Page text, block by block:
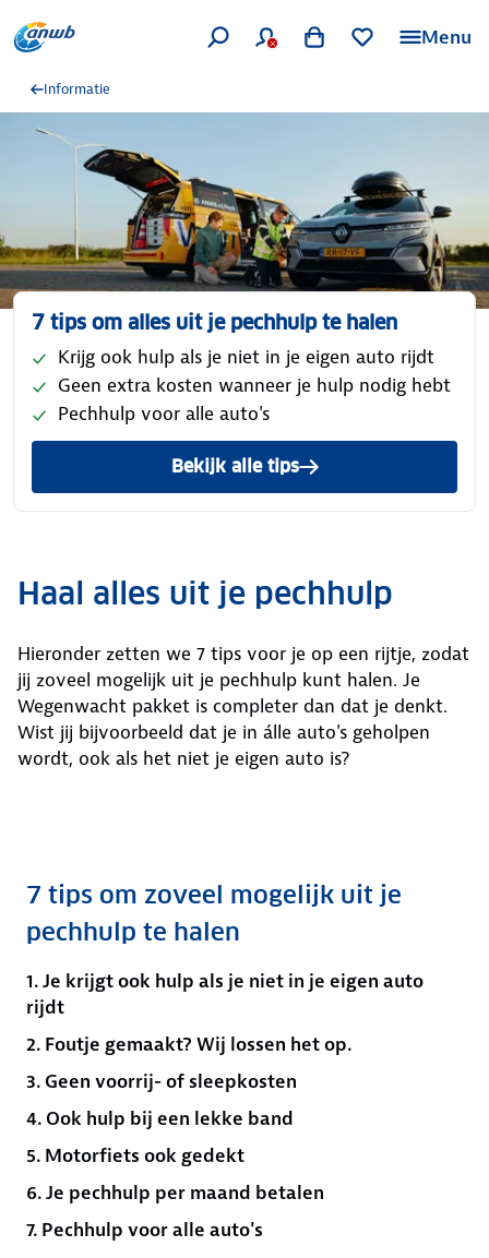
Menu
Informatie
7 tips om alles uit je pechhulp te halen
Krijg ook hulp als je niet in je eigen auto rijdt
Geen extra kosten wanneer je hulp nodig hebt
Pechhulp voor alle auto's
Bekijk alle tips
Haal alles uit je pechhulp
Hieronder zetten we 7 tips voor je op een rijtje, zodat
jij zoveel mogelijk uit je pechhulp kunt halen. Je
Wegenwacht pakket is completer dan dat je denkt.
Wist jij bijvoorbeeld dat je in álle auto's geholpen
wordt, ook als het niet je eigen auto is?
7 tips om zoveel mogelijk uit je
pechhulp te halen
1. Je krijgt ook hulp als je niet in je eigen auto
rijdt
2. Foutje gemaakt? Wij lossen het op.
3. Geen voorrij- of sleepkosten
4. Ook hulp bij een lekke band
5. Motorfiets ook gedekt
6. Je pechhulp per maand betalen
7. Pechhulp voor alle auto's